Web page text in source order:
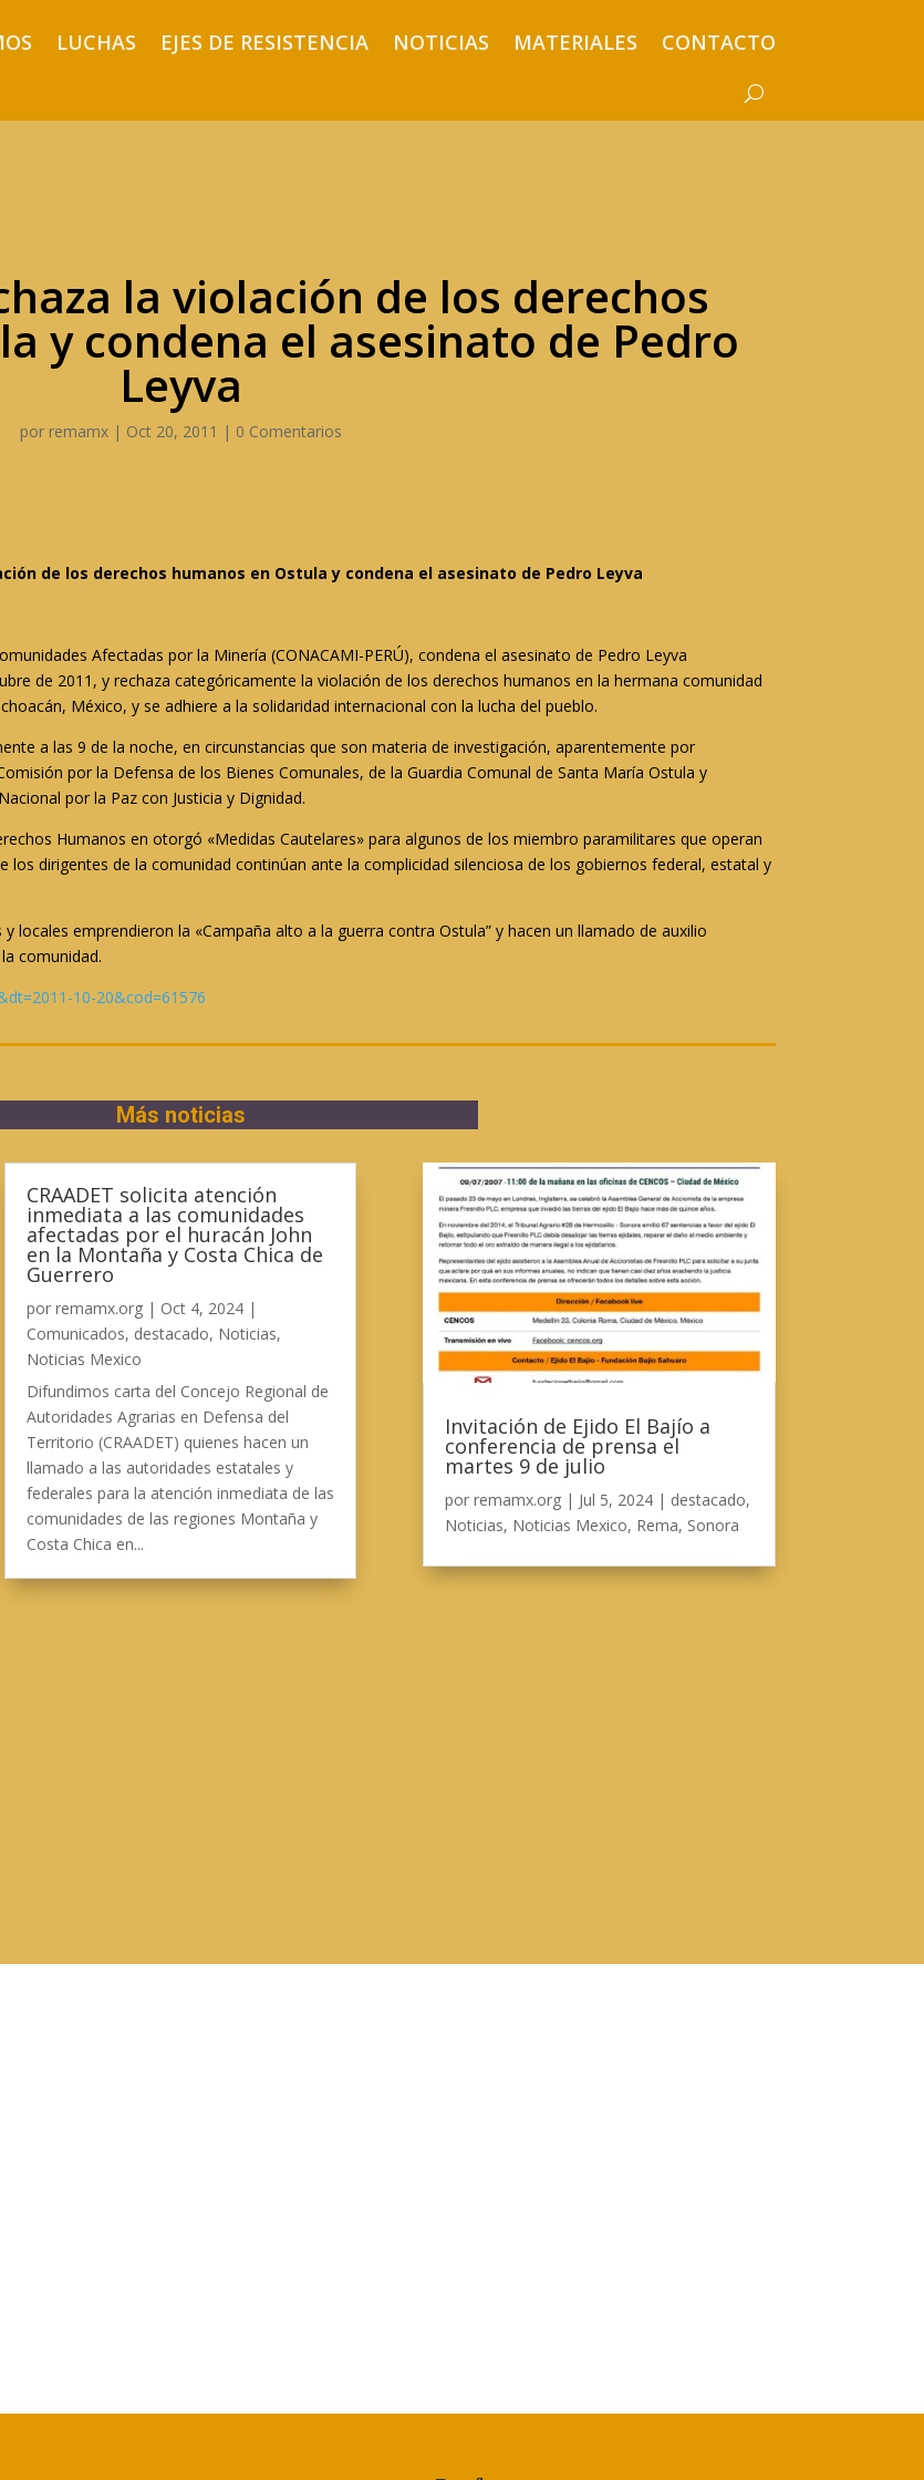
LUCHAS EJES DE RESISTENCIA NOTICIAS MATERIALES CONTACTO
la violación de los derechos
y condena el asesinato de Pedro
Leyva
por remamx| Oct 20, 2011 | 0 Comentarios
de los derechos humanos en Ostula y condena el asesinato de Pedro Leyva
Afectadas por la Minería (CONACAMI-PERÚ), condena el asesinato de Pedro Leyva
de 2011, y rechaza categóricamente la violación de los derechos humanos en la hermana comunidad
México, y se adhiere a la solidaridad internacional con la lucha del pueblo.
a las 9 de la noche, en circunstancias que son materia de investigación, aparentemente por
por la Defensa de los Bienes Comunales, de la Guardia Comunal de Santa María Ostula y
por la Paz con Justicia y Dignidad.
Humanos en otorgó «Medidas Cautelares» para algunos de los miembro paramilitares que operan
los dirigentes de la comunidad continúan ante la complicidad silenciosa de los gobiernos federal, estatal y
locales emprendieron la «Campaña alto a la guerra contra Ostula” y hacen un llamado de auxilio
comunidad.
10-20&cod=61576
Más noticias
CRAADET solicita atención
inmediata a las comunidades
afectadas por el huracán John
en la Montaña y Costa Chica de
Guerrero
por remamx.org| Oct 4, 2024|
Comunicados, destacado, Noticias,
Noticias Mexico
Difundimos carta del Concejo Regional de
Autoridades Agrarias en Defensa del
Territorio (CRAADET) quienes hacen un
llamado a las autoridades estatales y
federales para la atención inmediata de las
comunidades de las regiones Montaña y
Costa Chica en...
Invitación de Ejido El Bajío a
conferencia de prensa el
martes 9 de julio
por remamx.org| Jul 5, 2024| destacado,
Noticias, Noticias Mexico, Rema, Sonora